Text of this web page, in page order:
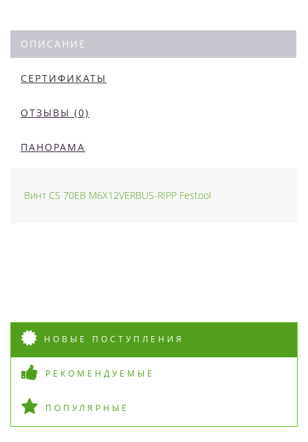
ОПИСАНИЕ
СЕРТИФИКАТЫ
ОТЗЫВЫ (0)
ПАНОРАМА
Винт CS 70EB M6X12VERBUS-RIPP Festool
НОВЫЕ ПОСТУПЛЕНИЯ
РЕКОМЕНДУЕМЫЕ
ПОПУЛЯРНЫЕ